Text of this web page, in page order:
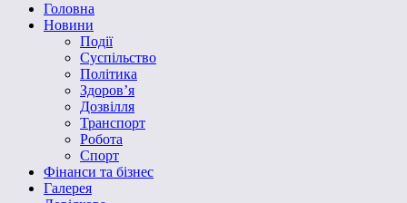
Головна
Новини
Події
Суспільство
Політика
Здоров’я
Дозвілля
Транспорт
Робота
Спорт
Фінанси та бізнес
Галерея